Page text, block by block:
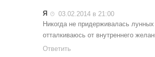
Я
03.02.2014 в 21:00
Никогда не придерживалась
отталкиваюсь от внутреннего
Ответить